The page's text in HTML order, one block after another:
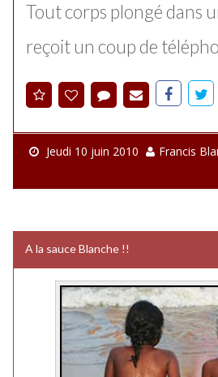
Tout corps plongé dans
reçoit un coup de
Jeudi 10 juin 2010 Francis
A la sauce Blanche !!